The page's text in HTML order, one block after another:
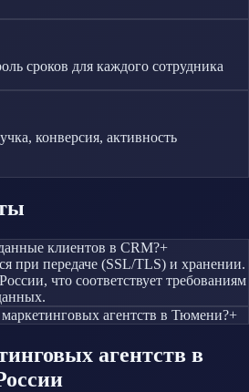
сроков для каждого сотрудника
конверсия, активность
клиентов в CRM?+
при передаче (SSL/TLS) и хранении.
что соответствует требованиям
агентств в Тюмени?+
агентств в